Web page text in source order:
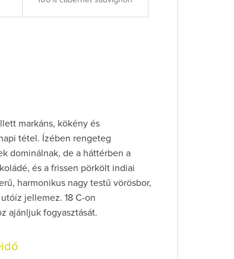
markáns, kökény és
tétel. Ízében rengeteg
dominálnak, de a háttérben a
és a frissen pörkölt indiai
harmonikus nagy testű vörösbor,
jellemez. 18 C-on
ajánljuk fogyasztását.